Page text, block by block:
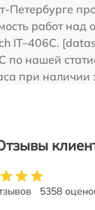
Петербурге
работ над
IT–406С.
по нашей
при наличии
5358